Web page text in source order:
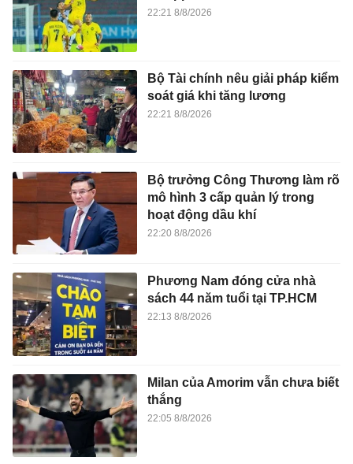
22:21 8/8/2026
Bộ Tài chính nêu giải pháp kiểm
soát giá khi tăng lương
22:21 8/8/2026
Bộ trưởng Công Thương làm rõ
mô hình 3 cấp quản lý trong
hoạt động dầu khí
22:20 8/8/2026
Phương Nam đóng cửa nhà
sách 44 năm tuổi tại TP.HCM
22:13 8/8/2026
Milan của Amorim vẫn chưa biết
thắng
22:05 8/8/2026